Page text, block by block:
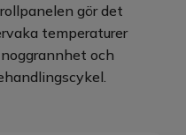
gör det
temperaturer
och